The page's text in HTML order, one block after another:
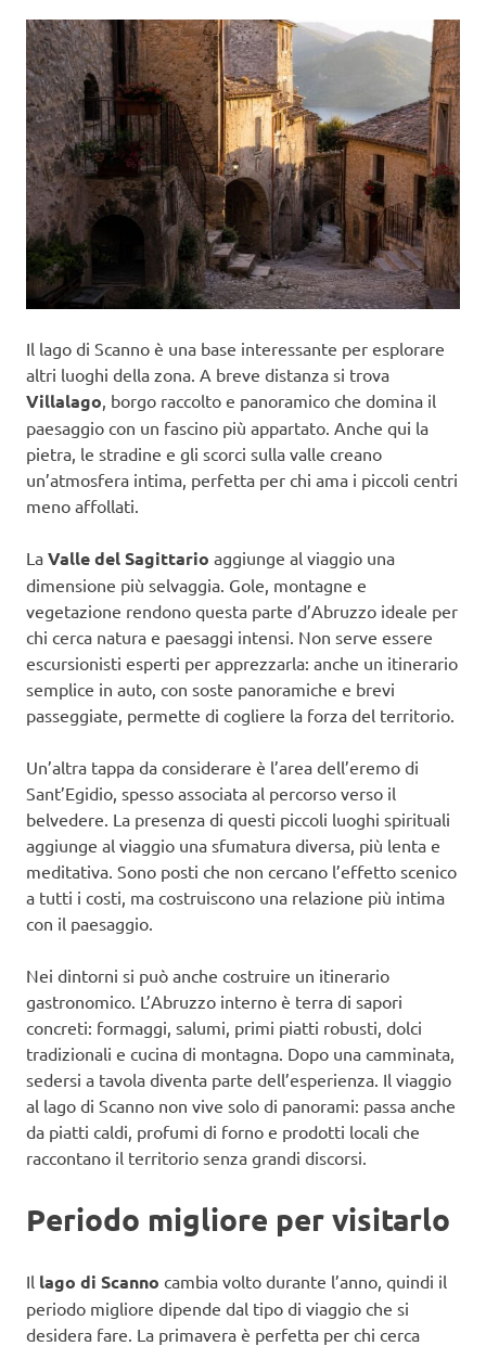
Il lago di Scanno è una base interessante per esplorare
altri luoghi della zona. A breve distanza si trova
Villalago , borgo raccolto e panoramico che domina il
paesaggio con un fascino più appartato. Anche qui la
pietra, le stradine e gli scorci sulla valle creano
un’atmosfera intima, perfetta per chi ama i piccoli centri
meno affollati.
La Valle del Sagittario aggiunge al viaggio una
dimensione più selvaggia. Gole, montagne e
vegetazione rendono questa parte d’Abruzzo ideale per
chi cerca natura e paesaggi intensi. Non serve essere
escursionisti esperti per apprezzarla: anche un itinerario
semplice in auto, con soste panoramiche e brevi
passeggiate, permette di cogliere la forza del territorio.
Un’altra tappa da considerare è l’area dell’eremo di
Sant’Egidio, spesso associata al percorso verso il
belvedere. La presenza di questi piccoli luoghi spirituali
aggiunge al viaggio una sfumatura diversa, più lenta e
meditativa. Sono posti che non cercano l’effetto scenico
a tutti i costi, ma costruiscono una relazione più intima
con il paesaggio.
Nei dintorni si può anche costruire un itinerario
gastronomico. L’Abruzzo interno è terra di sapori
concreti: formaggi, salumi, primi piatti robusti, dolci
tradizionali e cucina di montagna. Dopo una camminata,
sedersi a tavola diventa parte dell’esperienza. Il viaggio
al lago di Scanno non vive solo di panorami: passa anche
da piatti caldi, profumi di forno e prodotti locali che
raccontano il territorio senza grandi discorsi.
Periodo migliore per visitarlo
Il lago di Scanno cambia volto durante l’anno, quindi il
periodo migliore dipende dal tipo di viaggio che si
desidera fare. La primavera è perfetta per chi cerca